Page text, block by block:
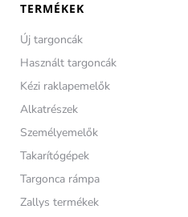
TERMÉKEK
Új targoncák
Használt targoncák
Kézi raklapemelők
Alkatrészek
Személyemelők
Takarítógépek
Targonca rámpa
Zallys termékek